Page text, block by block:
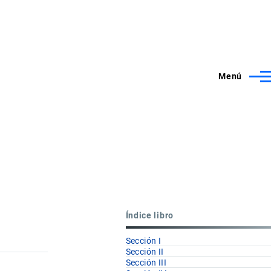
Menú
Índice libro
Sección I
Sección II
Sección III